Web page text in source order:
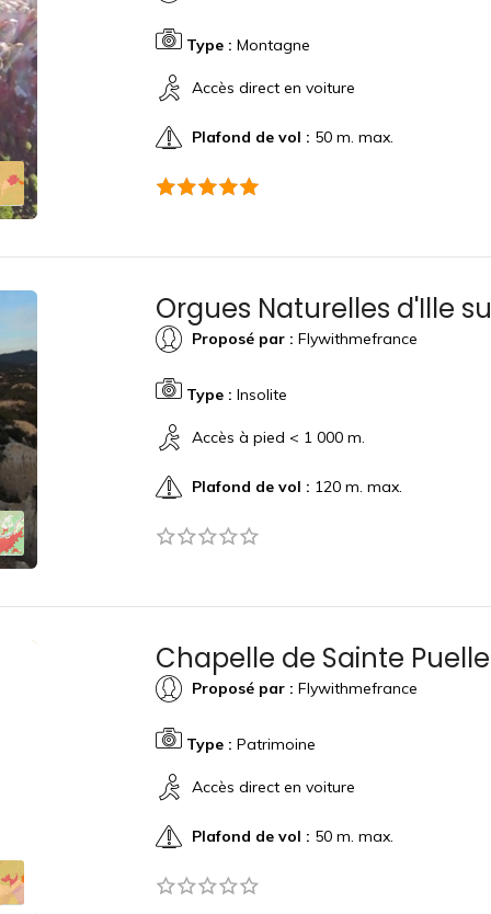
Type : Montagne
Accès direct en voiture
Plafond de vol : 50 m. max.
Orgues Naturelles d'Ille sur
Proposé par : Flywithmefrance
Type : Insolite
Accès à pied < 1 000 m.
Plafond de vol : 120 m. max.
Chapelle de Sainte Puelles
Proposé par : Flywithmefrance
Type : Patrimoine
Accès direct en voiture
Plafond de vol : 50 m. max.